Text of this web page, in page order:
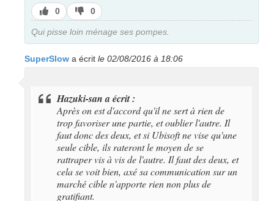
J’aime
0
J’aime
pas
0
Qui pisse loin ménage ses pompes.
SuperSlow a écrit le 02/08/2016 à 18:06
Hazuki-san a écrit :
Après on est d'accord qu'il ne sert à rien de
trop favoriser une partie, et oublier l'autre. Il
faut donc des deux, et si Ubisoft ne vise qu'une
seule cible, ils rateront le moyen de se
rattraper vis à vis de l'autre. Il faut des deux, et
cela se voit bien, axé sa communication sur un
marché cible n'apporte rien non plus de
gratifiant.